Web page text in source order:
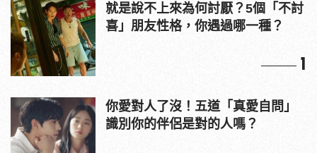
就是說不上來為何討厭？5個「不討
喜」朋友性格，你遇過哪一種？
1
你愛對人了沒！五道「真愛自問」
識別你的伴侶是對的人嗎？